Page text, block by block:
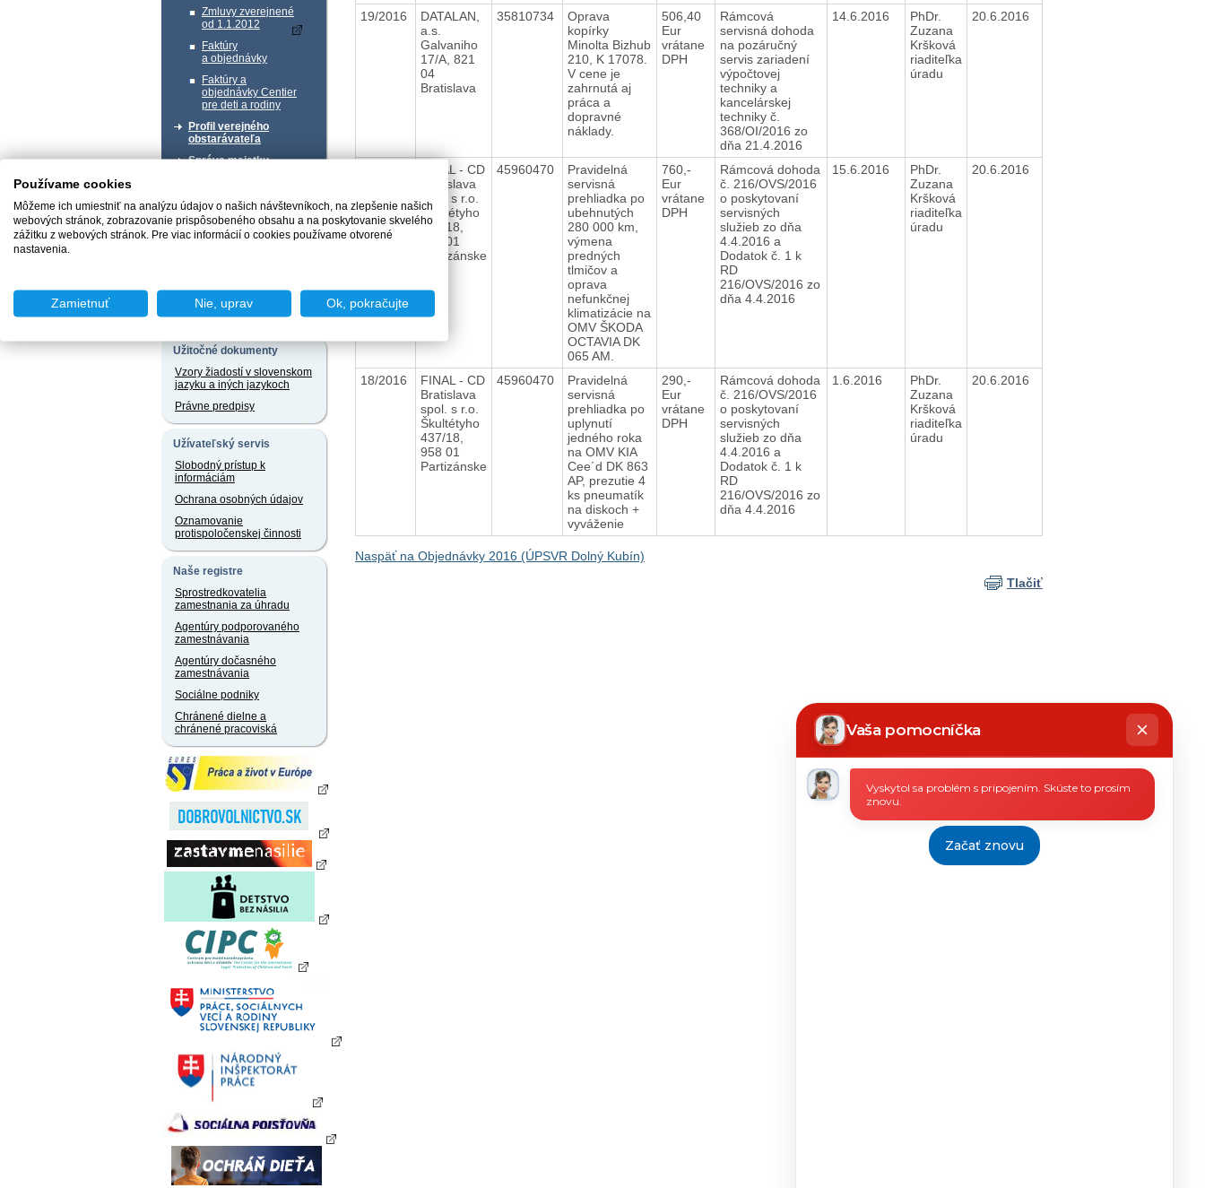
Zmluvy zverejnené
od 1.1.2012
Faktúry
a objednávky
Faktúry a
objednávky Centier
pre deti a rodiny
Profil verejného
obstarávateľa
Správa majetku
Chcem podať podnet
Užitočné dokumenty
Vzory žiadostí v slovenskom
jazyku a iných jazykoch
Právne predpisy
Užívateľský servis
Slobodný prístup k
informáciám
Ochrana osobných údajov
Oznamovanie
protispoločenskej činnosti
Naše registre
Sprostredkovatelia
zamestnania za úhradu
Agentúry podporovaného
zamestnávania
Agentúry dočasného
zamestnávania
Sociálne podniky
Chránené dielne a
chránené pracoviská
19/2016
DATALAN,
a.s.
Galvaniho
17/A, 821
04
Bratislava
35810734
Oprava
kopírky
Minolta Bizhub
210, K 17078.
V cene je
zahrnutá aj
práca a
dopravné
náklady.
506,40
Eur
vrátane
DPH
Rámcová
servisná dohoda
na pozáručný
servis zariadení
výpočtovej
techniky a
kancelárskej
techniky č.
368/OI/2016 zo
dňa 21.4.2016
14.6.2016
PhDr.
Zuzana
Kršková
riaditeľka
úradu
20.6.2016
FINAL - CD
Bratislava
spol. s r.o.
Škultétyho
437/18,
958 01
Partizánske
45960470
Pravidelná
servisná
prehliadka po
ubehnutých
280 000 km,
výmena
predných
tlmičov a
oprava
nefunkčnej
klimatizácie na
OMV ŠKODA
OCTAVIA DK
065 AM.
760,-
Eur
vrátane
DPH
Rámcová dohoda
č. 216/OVS/2016
o poskytovaní
servisných
služieb zo dňa
4.4.2016 a
Dodatok č. 1 k
RD
216/OVS/2016 zo
dňa 4.4.2016
15.6.2016
PhDr.
Zuzana
Kršková
riaditeľka
úradu
20.6.2016
18/2016
FINAL - CD
Bratislava
spol. s r.o.
Škultétyho
437/18,
958 01
Partizánske
45960470
Pravidelná
servisná
prehliadka po
uplynutí
jedného roka
na OMV KIA
Cee´d DK 863
AP, prezutie 4
ks pneumatík
na diskoch +
vyváženie
290,-
Eur
vrátane
DPH
Rámcová dohoda
č. 216/OVS/2016
o poskytovaní
servisných
služieb zo dňa
4.4.2016 a
Dodatok č. 1 k
RD
216/OVS/2016 zo
dňa 4.4.2016
1.6.2016
PhDr.
Zuzana
Kršková
riaditeľka
úradu
20.6.2016
Naspäť na Objednávky 2016 (ÚPSVR Dolný Kubín)
Tlačiť
Používame cookies
Môžeme ich umiestniť na analýzu údajov o našich návštevníkoch, na zlepšenie našich
webových stránok, zobrazovanie prispôsobeného obsahu a na poskytovanie skvelého
zážitku z webových stránok. Pre viac informácií o cookies používame otvorené
nastavenia.
Zamietnuť Nie, uprav Ok, pokračujte
Vaša pomocníčka
Chatbot
píše
Vyskytol sa problém s pripojením. Skúste to prosím
znovu.
Začať znovu